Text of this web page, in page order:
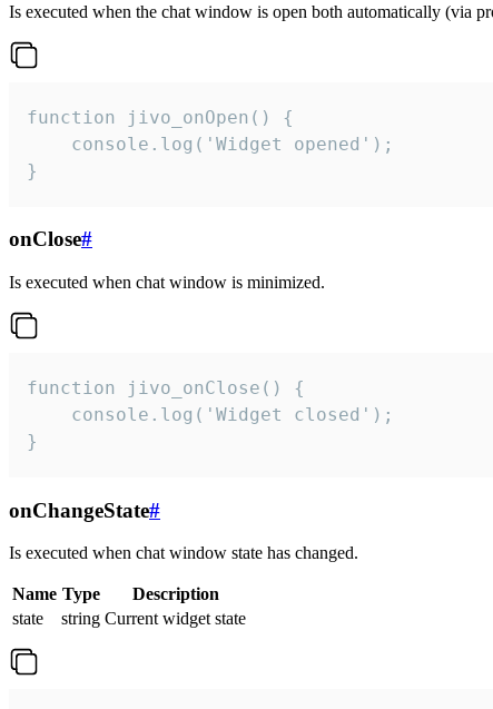
Is executed when the chat window is open both automatically (via
function jivo_onOpen() {
    console.log('Widget opened');
}
onClose#
Is executed when chat window is minimized.
function jivo_onClose() {
    console.log('Widget closed');
}
onChangeState#
Is executed when chat window state has changed.
Name Type
Description
state
string Current widget state